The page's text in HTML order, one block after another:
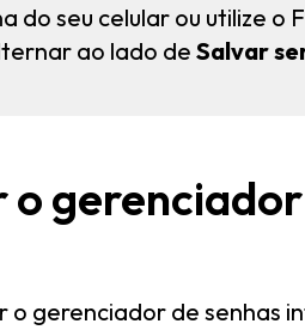
do seu celular ou utilize o
ao lado deSalvar
o gerenciador de senhas